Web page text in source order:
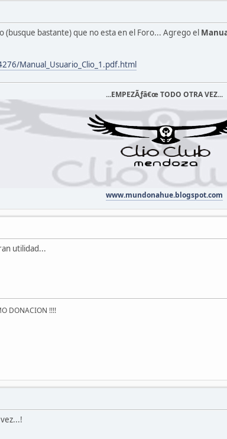
(busque bastante) que no esta en el Foro... Agrego el
Manual_Usuario_Clio_1.pdf.html
...EMPEZÃƒâ€œ TODO OTRA VEZ...
www.mundonahue.blogspot.com
utilidad...
DONACION !!!!